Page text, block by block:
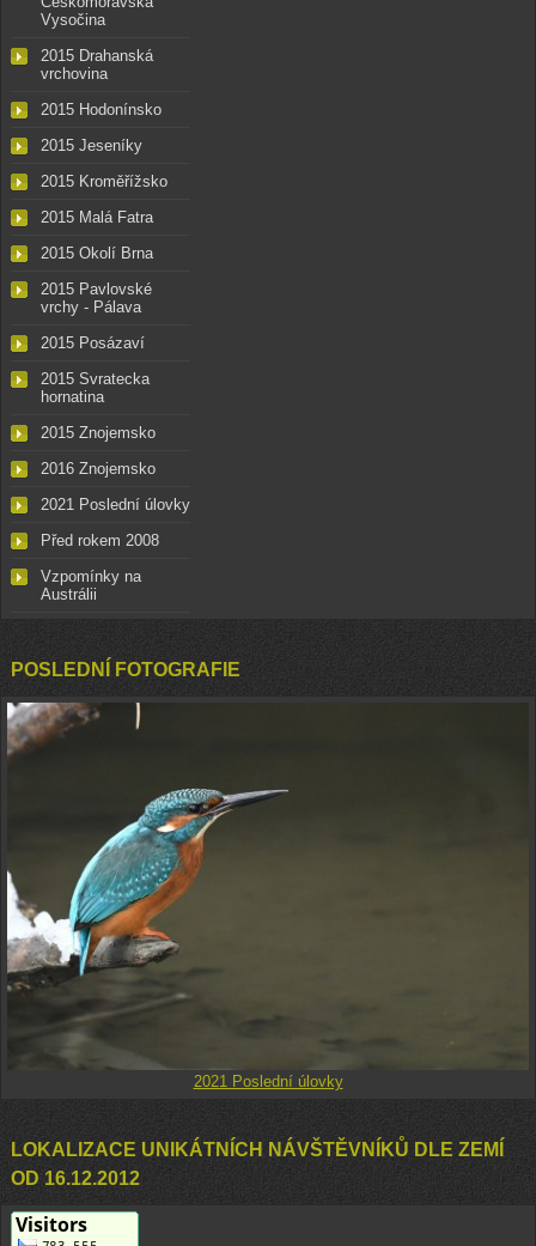
Vysočina
2015 Drahanská
vrchovina
2015 Hodonínsko
2015 Jeseníky
2015 Kroměřížsko
2015 Malá Fatra
2015 Okolí Brna
2015 Pavlovské
vrchy - Pálava
2015 Posázaví
2015 Svratecka
hornatina
2015 Znojemsko
2016 Znojemsko
2021 Poslední úlovky
Před rokem 2008
Vzpomínky na
Austrálii
POSLEDNÍ FOTOGRAFIE
2021 Poslední úlovky
LOKALIZACE UNIKÁTNÍCH NÁVŠTĚVNÍKŮ DLE ZEMÍ
OD 16.12.2012